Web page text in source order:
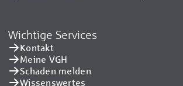
Wichtige Services
Kontakt
Meine VGH
Schaden melden
Wissenswertes